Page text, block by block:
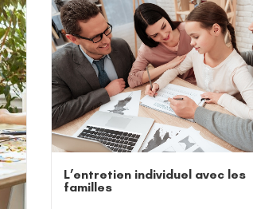
L’entretien individuel avec les
familles